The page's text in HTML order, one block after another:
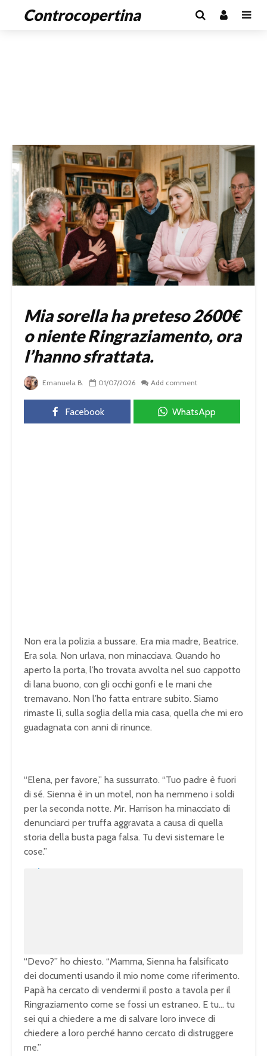
Controcopertina
Mia sorella ha preteso 2600€
o niente Ringraziamento, ora
l’hanno sfrattata.
Emanuela B. 01/07/2026 Add comment
Facebook WhatsApp
Non era la polizia a bussare. Era mia madre, Beatrice.
Era sola. Non urlava, non minacciava. Quando ho
aperto la porta, l’ho trovata avvolta nel suo cappotto
di lana buono, con gli occhi gonfi e le mani che
tremavano. Non l’ho fatta entrare subito. Siamo
rimaste lì, sulla soglia della mia casa, quella che mi ero
guadagnata con anni di rinunce.
“Elena, per favore,” ha sussurrato. “Tuo padre è fuori
di sé. Sienna è in un motel, non ha nemmeno i soldi
per la seconda notte. Mr. Harrison ha minacciato di
denunciarci per truffa aggravata a causa di quella
storia della busta paga falsa. Tu devi sistemare le
cose.”
“Devo?” ho chiesto. “Mamma, Sienna ha falsificato
dei documenti usando il mio nome come riferimento.
Papà ha cercato di vendermi il posto a tavola per il
Ringraziamento come se fossi un estraneo. E tu… tu
sei qui a chiedere a me di salvare loro invece di
chiedere a loro perché hanno cercato di distruggere
me.”